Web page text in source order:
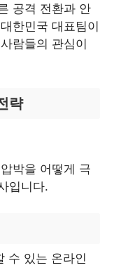
공격 전환과 안
한민국 대표팀이
람들의 관심이
략
박을 어떻게 극
입니다.
수 있는 온라인